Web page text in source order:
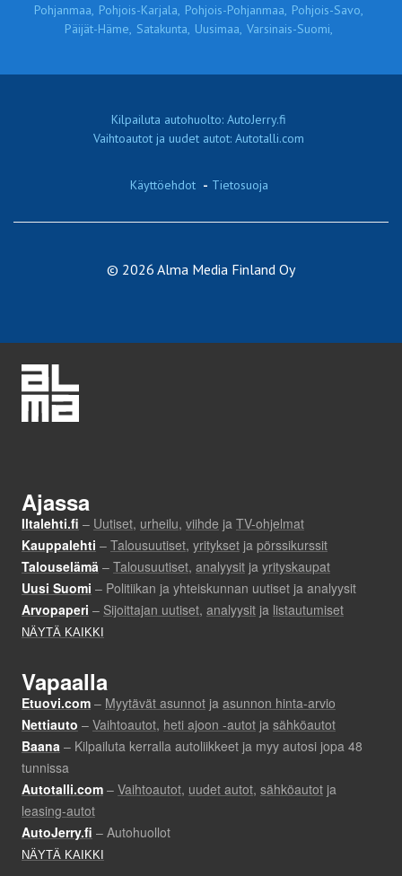
Pohjanmaa, Pohjois-Karjala, Pohjois-Pohjanmaa, Pohjois-Savo,
Päijät-Häme, Satakunta, Uusimaa, Varsinais-Suomi,
Kilpailuta autohuolto: AutoJerry.fi
Vaihtoautot ja uudet autot: Autotalli.com
Käyttöehdot - Tietosuoja
© 2026 Alma Media Finland Oy